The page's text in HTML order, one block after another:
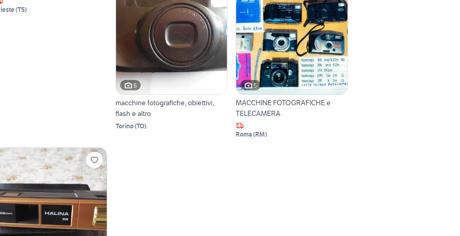
(TS)
6
macchine fotografiche, obiettivi,
flash e altro
Torino(TO)
5
MACCHINE FOTOGRAFICHE e
TELECAMERA
Roma (RM)